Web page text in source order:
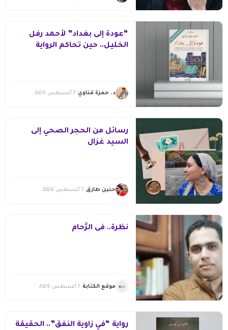
“عودة إلى بغداد” لأحمد رفل
الخليل.. حين تحاكم الرواية
د. حمزة قناوي 7 أغسطس 2026
رسائل من الحجر الصحي إلى
السيد غزال
حنين طارق 7 أغسطس 2026
نظرة.. فى الزِّحام
موقع الكتابة 7 أغسطس 2026
رواية “في زاوية النفق”.. الحقيقة